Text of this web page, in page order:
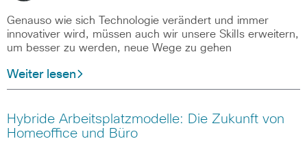
Genauso wie sich Technologie verändert und immer
innovativer wird, müssen auch wir unsere Skills erweitern,
um besser zu werden, neue Wege zu gehen
Weiter lesen
Hybride Arbeitsplatzmodelle: Die Zukunft von
Homeoffice und Büro